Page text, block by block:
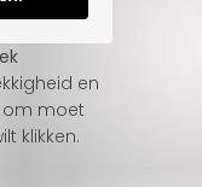
en
om moet
klikken.